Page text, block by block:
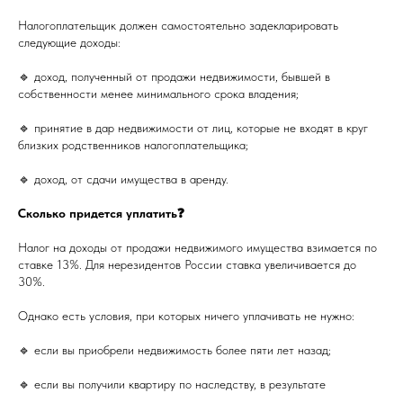
Налогоплательщик должен самостоятельно задекларировать
следующие доходы:
🔹 доход, полученный от продажи недвижимости, бывшей в
собственности менее минимального срока владения;
🔹 принятие в дар недвижимости от лиц, которые не входят в круг
близких родственников налогоплательщика;
🔹 доход, от сдачи имущества в аренду.
Сколько придется уплатить❓
Налог на доходы от продажи недвижимого имущества взимается по
ставке 13%. Для нерезидентов России ставка увеличивается до
30%.
Однако есть условия, при которых ничего уплачивать не нужно:
🔹 если вы приобрели недвижимость более пяти лет назад;
🔹 если вы получили квартиру по наследству, в результате